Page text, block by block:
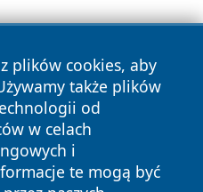
plików cookies, aby
także plików
od
w celach
i
te mogą być
Wszystkie prawa